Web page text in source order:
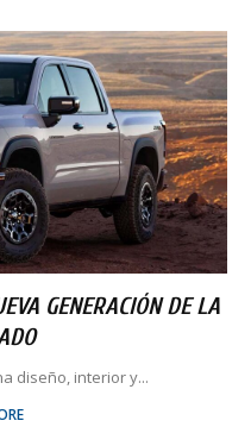
GENERACIÓN DE LA
diseño, interior y...